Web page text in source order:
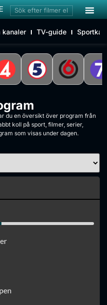
kanaler TV-guide
du en översikt över program från
koll på sport, filmer, serier,
som visas under dagen.